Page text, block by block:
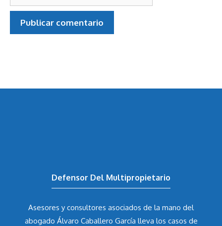
Defensor Del Multipropietario
Asesores y consultores asociados de la mano del
abogado Álvaro Caballero García lleva los casos de